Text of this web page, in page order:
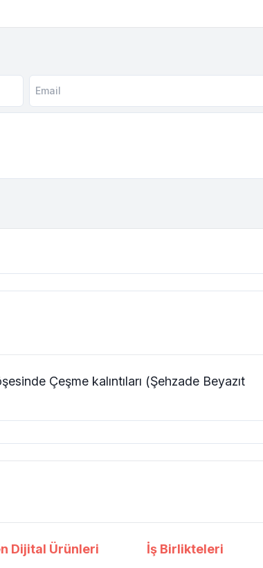
Çeşme kalıntıları (Şehzade Beyazıt
Dijital Ürünleri İş Birlikteleri